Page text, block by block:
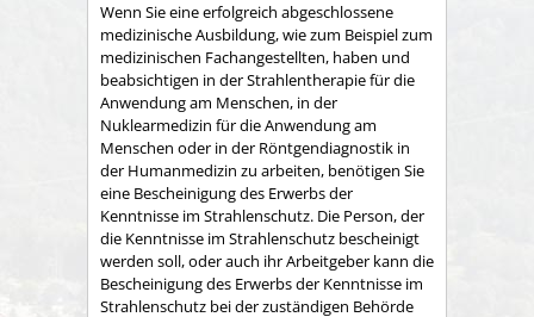
Wenn Sie eine erfolgreich abgeschlossene
medizinische Ausbildung, wie zum Beispiel zum
medizinischen Fachangestellten, haben und
beabsichtigen in der Strahlentherapie für die
Anwendung am Menschen, in der
Nuklearmedizin für die Anwendung am
Menschen oder in der Röntgendiagnostik in
der Humanmedizin zu arbeiten, benötigen Sie
eine Bescheinigung des Erwerbs der
Kenntnisse im Strahlenschutz. Die Person, der
die Kenntnisse im Strahlenschutz bescheinigt
werden soll, oder auch ihr Arbeitgeber kann die
Bescheinigung des Erwerbs der Kenntnisse im
Strahlenschutz bei der zuständigen Behörde